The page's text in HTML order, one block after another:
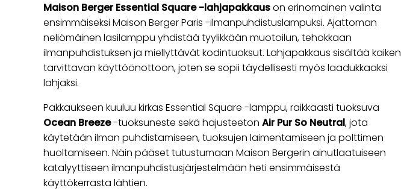
Maison Berger Essential Square -lahjapakkauson erinomainen valinta
ensimmäiseksi Maison Berger Paris -ilmanpuhdistuslampuksi. Ajattoman
neliömäinen lasilamppu yhdistää tyylikkään muotoilun, tehokkaan
ilmanpuhdistuksen ja miellyttävät kodintuoksut. Lahjapakkaus sisältää kaiken
tarvittavan käyttöönottoon, joten se sopii täydellisesti myös laadukkaaksi
lahjaksi.
Pakkaukseen kuuluu kirkas Essential Square -lamppu, raikkaasti tuoksuva
Ocean Breeze-tuoksuneste sekä hajusteeton Air Pur So Neutral, jota
käytetään ilman puhdistamiseen, tuoksujen laimentamiseen ja polttimen
huoltamiseen. Näin pääset tutustumaan Maison Bergerin ainutlaatuiseen
katalyyttiseen ilmanpuhdistusjärjestelmään heti ensimmäisestä
käyttökerrasta lähtien.